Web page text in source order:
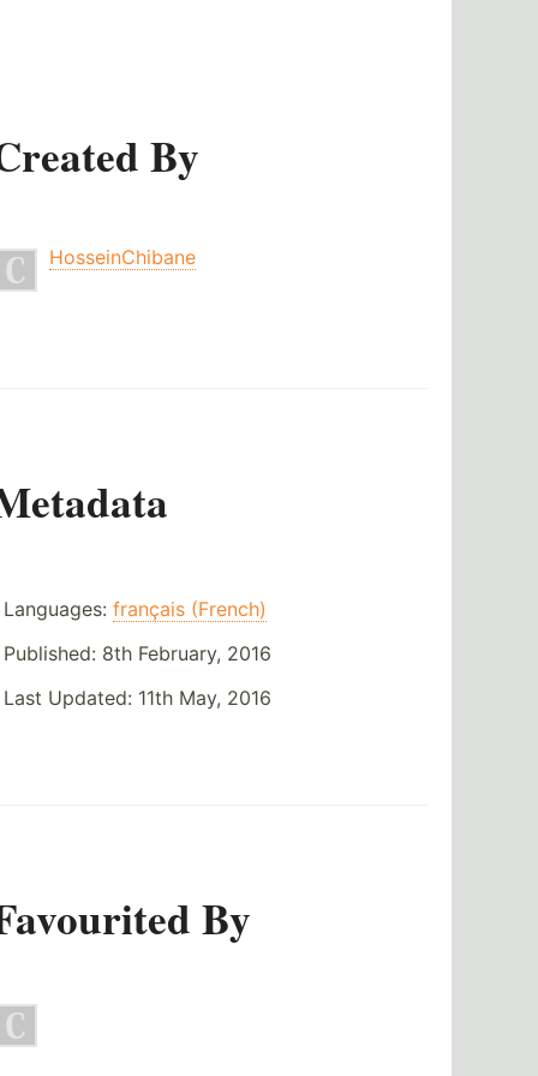
By
HosseinChibane
Languages: français (French)
Published: 8th February, 2016
Last Updated: 11th May, 2016
By